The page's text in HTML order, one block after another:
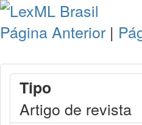
Página Anterior |
Tipo
Artigo de revista